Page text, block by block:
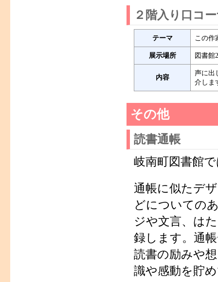
２階入り口コ
テーマ この作
展示場所 図書館
内容
声に出
介しま
その他
読書通帳
岐南町図書館
通帳に似たデ
どについての
ジや文言、は
録します。通
読書の励みや
識や感動を貯